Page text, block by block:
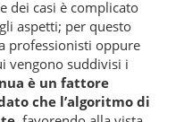
dei casi è complicato
aspetti; per questo
professionisti oppure
vengono suddivisi i
è un fattore
che l’algoritmo di